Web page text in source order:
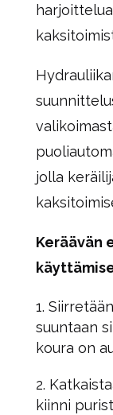
jolla
Keräävän
suuntaan
koura on
kiinni